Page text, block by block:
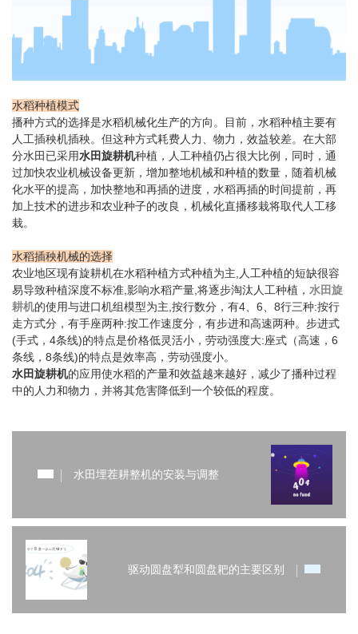
水稻种植模式
播种方式的选择是水稻机械化生产的方向。目前，水稻种植主要有
人工插秧机插秧。但这种方式耗费人力、物力，效益较差。在大部
分水田已采用水田旋耕机种植，人工种植仍占很大比例，同时，通
过加快农业机械设备更新，增加整地机械和种植的数量，随着机械
化水平的提高，加快整地和再插的进度，水稻再插的时间提前，再
加上技术的进步和农业种子的改良，机械化直播移栽将取代人工移
栽。
水稻插秧机械的选择
农业地区现有旋耕机在水稻种植方式种植为主,人工种植的短缺很容
易导致种植深度不标准,影响水稻产量,将逐步淘汰人工种植， 水田旋
耕机的使用与进口机组模型为主,按行数分，有4、6、8行三种:按行
走方式分，有手座两种:按工作速度分，有步进和高速两种。步进式
(手式，4条线)的特点是价格低灵活小，劳动强度大:座式（高速，6
条线，8条线)的特点是效率高，劳动强度小。
水田旋耕机的应用使水稻的产量和效益越来越好，减少了播种过程
中的人力和物力，并将其危害降低到一个较低的程度。
水田埋茬耕整机的安装与调整
驱动圆盘犁和圆盘耙的主要区别